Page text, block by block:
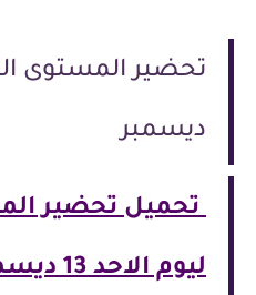
ديسمبر
تحميل تحضير
ليوم الاحد 13 ديسمبر اضغط هنا